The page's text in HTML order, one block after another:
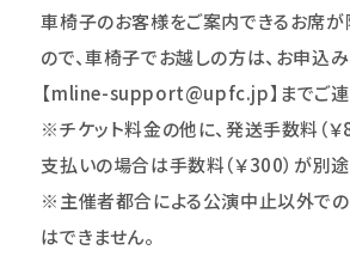
車椅子のお客様をご案内できるお席が
ので、車椅子でお越しの方は、お申
【mline-support@upfc.jp】までご連
※チケット料金の他に、発送手数料（￥
支払いの場合は手数料（￥300）が別途
※主催者都合による公演中止以外での
はできません。